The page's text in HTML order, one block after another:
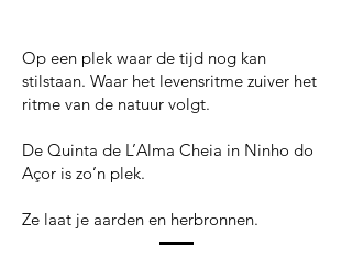
Op een plek waar de tijd nog kan
stilstaan. Waar het levensritme zuiver het
ritme van de natuur volgt.
De Quinta de L’Alma Cheia in Ninho do
Açor is zo’n plek.
Ze laat je aarden en herbronnen.